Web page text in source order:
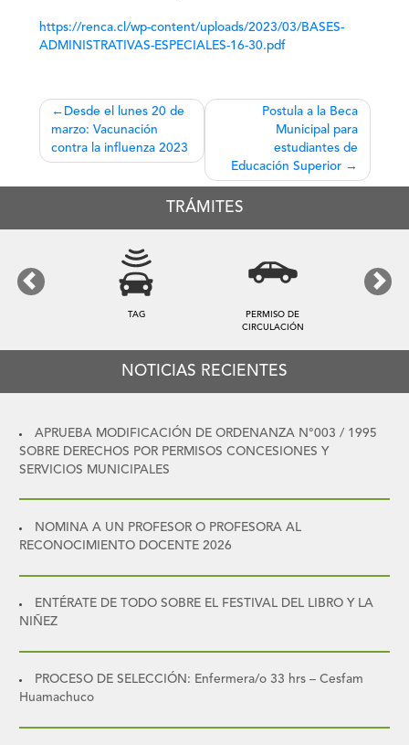
https://renca.cl/wp-content/uploads/2023/03/BASES-
ADMINISTRATIVAS-ESPECIALES-16-30.pdf
Navegación
de
Desde el lunes 20 de
marzo: Vacunación
contra la influenza 2023
Postula a la Beca
Municipal para
estudiantes de
Educación Superior
TRÁMITES
TAG
PERMISO DE
CIRCULACIÓN
Previous Next
NOTICIAS RECIENTES
APRUEBA MODIFICACIÓN DE ORDENANZA N°003 / 1995
SOBRE DERECHOS POR PERMISOS CONCESIONES Y
SERVICIOS MUNICIPALES
NOMINA A UN PROFESOR O PROFESORA AL
RECONOCIMIENTO DOCENTE 2026
ENTÉRATE DE TODO SOBRE EL FESTIVAL DEL LIBRO Y LA
NIÑEZ
PROCESO DE SELECCIÓN: Enfermera/o 33 hrs – Cesfam
Huamachuco